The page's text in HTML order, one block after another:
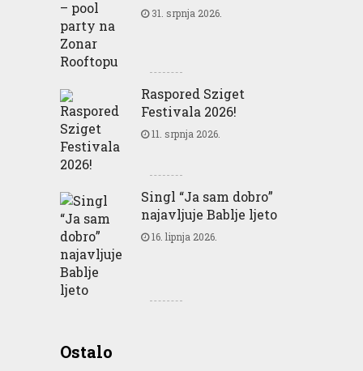
31. srpnja 2026.
Raspored Sziget
Festivala 2026!
11. srpnja 2026.
Singl “Ja sam dobro”
najavljuje Bablje ljeto
16. lipnja 2026.
OstaloBusiness Good for People